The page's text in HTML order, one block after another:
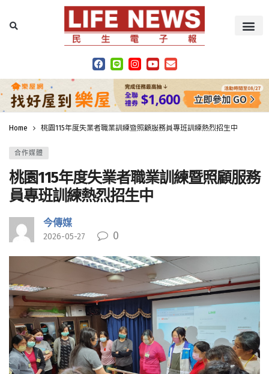
Home 桃園115年度失業者職業訓練暨照顧服務員專班訓練熱烈招生中
合作媒體
桃園115年度失業者職業訓練暨照顧服務
員專班訓練熱烈招生中
今傳媒
2026-05-27 0